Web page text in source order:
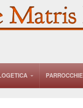
PARROCCHIE